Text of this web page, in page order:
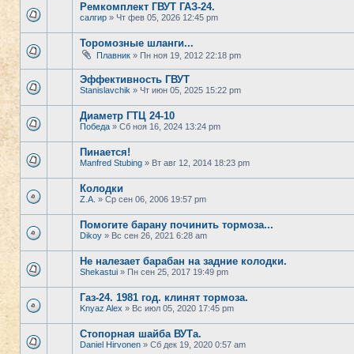
Ремкомплект ГВУТ ГАЗ-24.
салгир » Чт фев 05, 2026 12:45 pm
Торомозные шланги...
Плавник » Пн ноя 19, 2012 22:18 pm
Эффективность ГВУТ
Stanislavchik » Чт июн 05, 2025 15:22 pm
Диаметр ГТЦ 24-10
Победа » Сб ноя 16, 2024 13:24 pm
Пинается!
Manfred Stubing » Вт авг 12, 2014 18:23 pm
Колодки
Z.A. » Ср сен 06, 2006 19:57 pm
Помогите барану починить тормоза...
Dikoy » Вс сен 26, 2021 6:28 am
Не налезает барабан на задние колодки.
Shekastui » Пн сен 25, 2017 19:49 pm
Газ-24. 1981 год. клинят тормоза.
Knyaz Alex » Вс июл 05, 2020 17:45 pm
Стопорная шайба ВУТа.
Daniel Hirvonen » Сб дек 19, 2020 0:57 am